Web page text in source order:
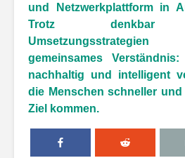
und Netzwerkplattform in
Trotz denkbar
gemeinsames
nachhaltig und intelligent
die Menschen schneller
Ziel kommen.